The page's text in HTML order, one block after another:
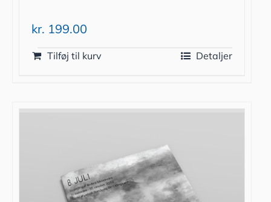
kr. 199.00
Tilføj til kurv Detaljer